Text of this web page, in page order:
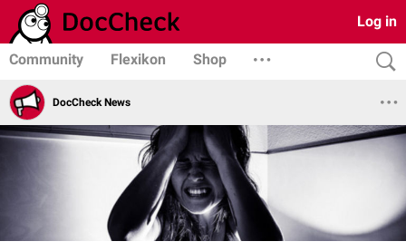
Log in
Community Flexikon Shop
DocCheck News